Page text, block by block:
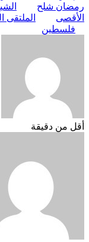
رمضان شلح
الأقصى
فلسطين
أقل من دقيقة